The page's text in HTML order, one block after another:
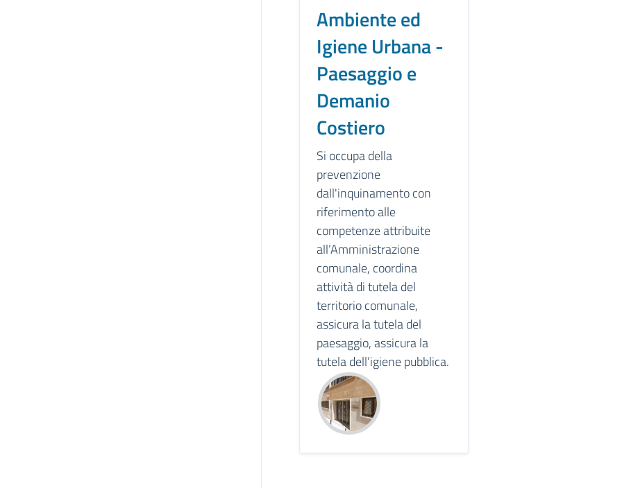
Ambiente ed
Igiene Urbana -
Paesaggio e
Demanio
Costiero
Si occupa della
prevenzione
dall'inquinamento con
riferimento alle
competenze attribuite
all’Amministrazione
comunale, coordina
attività di tutela del
territorio comunale,
assicura la tutela del
paesaggio, assicura la
tutela dell’igiene pubblica.